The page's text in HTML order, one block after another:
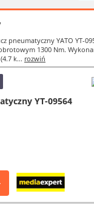
pneumatyczny YATO YT-
1300 Nm.
k... rozwiń
YT-09564